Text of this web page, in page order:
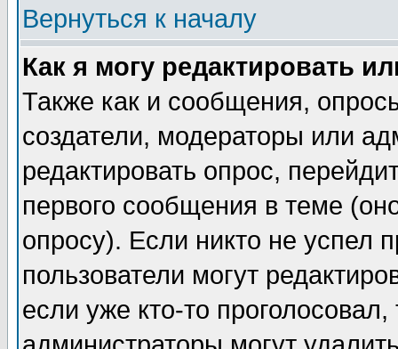
Вернуться к началу
Как я могу редактировать
Также как и сообщения,
создатели, модераторы или
редактировать опрос,
первого сообщения в теме
опросу). Если никто не успел
пользователи могут
если уже кто-то